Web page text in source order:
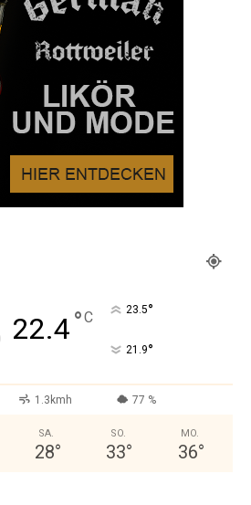
22.4°C 23.5°
21.9°
1.3kmh 77 %
SA.
28°
SO.
33°
MO.
36°